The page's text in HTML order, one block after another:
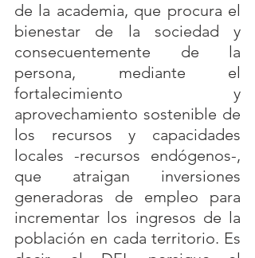
de la academia, que procura el
bienestar de la sociedad y
consecuentemente de la
persona, mediante el
fortalecimiento y
aprovechamiento sostenible de
los recursos y capacidades
locales -recursos endógenos-,
que atraigan inversiones
generadoras de empleo para
incrementar los ingresos de la
población en cada territorio. Es